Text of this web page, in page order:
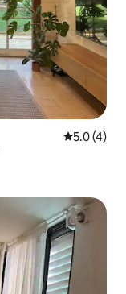
レビュー4
5.0 (4)